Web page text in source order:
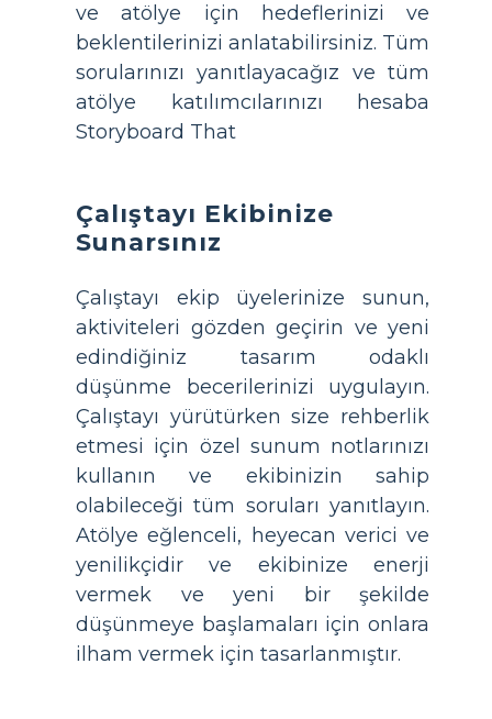
ve atölye için hedeflerinizi ve
beklentilerinizi anlatabilirsiniz. Tüm
sorularınızı yanıtlayacağız ve tüm
atölye katılımcılarınızı hesaba
Storyboard That
Çalıştayı Ekibinize
Sunarsınız
Çalıştayı ekip üyelerinize sunun,
aktiviteleri gözden geçirin ve yeni
edindiğiniz tasarım odaklı
düşünme becerilerinizi uygulayın.
Çalıştayı yürütürken size rehberlik
etmesi için özel sunum notlarınızı
kullanın ve ekibinizin sahip
olabileceği tüm soruları yanıtlayın.
Atölye eğlenceli, heyecan verici ve
yenilikçidir ve ekibinize enerji
vermek ve yeni bir şekilde
düşünmeye başlamaları için onlara
ilham vermek için tasarlanmıştır.